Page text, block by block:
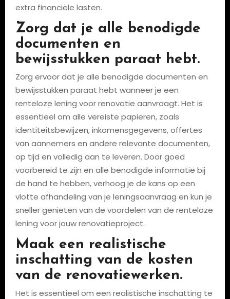
extra financiële lasten.
Zorg dat je alle benodigde
documenten en
bewijsstukken paraat hebt.
Zorg ervoor dat je alle benodigde documenten en
bewijsstukken paraat hebt wanneer je een
renteloze lening voor renovatie aanvraagt. Het is
essentieel om alle vereiste papieren, zoals
identiteitsbewijzen, inkomensgegevens, offertes
van aannemers en andere relevante documenten,
op tijd en volledig aan te leveren. Door goed
voorbereid te zijn en alle benodigde informatie bij
de hand te hebben, verhoog je de kans op een
vlotte afhandeling van je leningsaanvraag en kun je
sneller genieten van de voordelen van de renteloze
lening voor jouw renovatieproject.
Maak een realistische
inschatting van de kosten
van de renovatiewerken.
Het is essentieel om een realistische inschatting te